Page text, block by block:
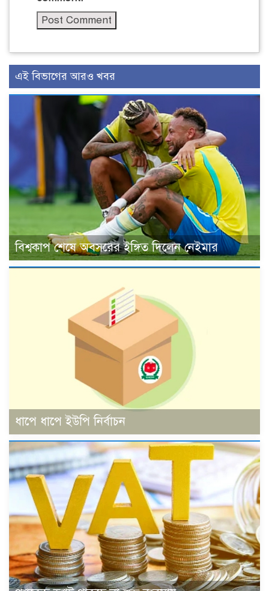
এই বিভাগের আরও খবর
বিশ্বকাপ শেষে অবসরের ইঙ্গিত দিলেন নেইমার
ধাপে ধাপে ইউপি নির্বাচন